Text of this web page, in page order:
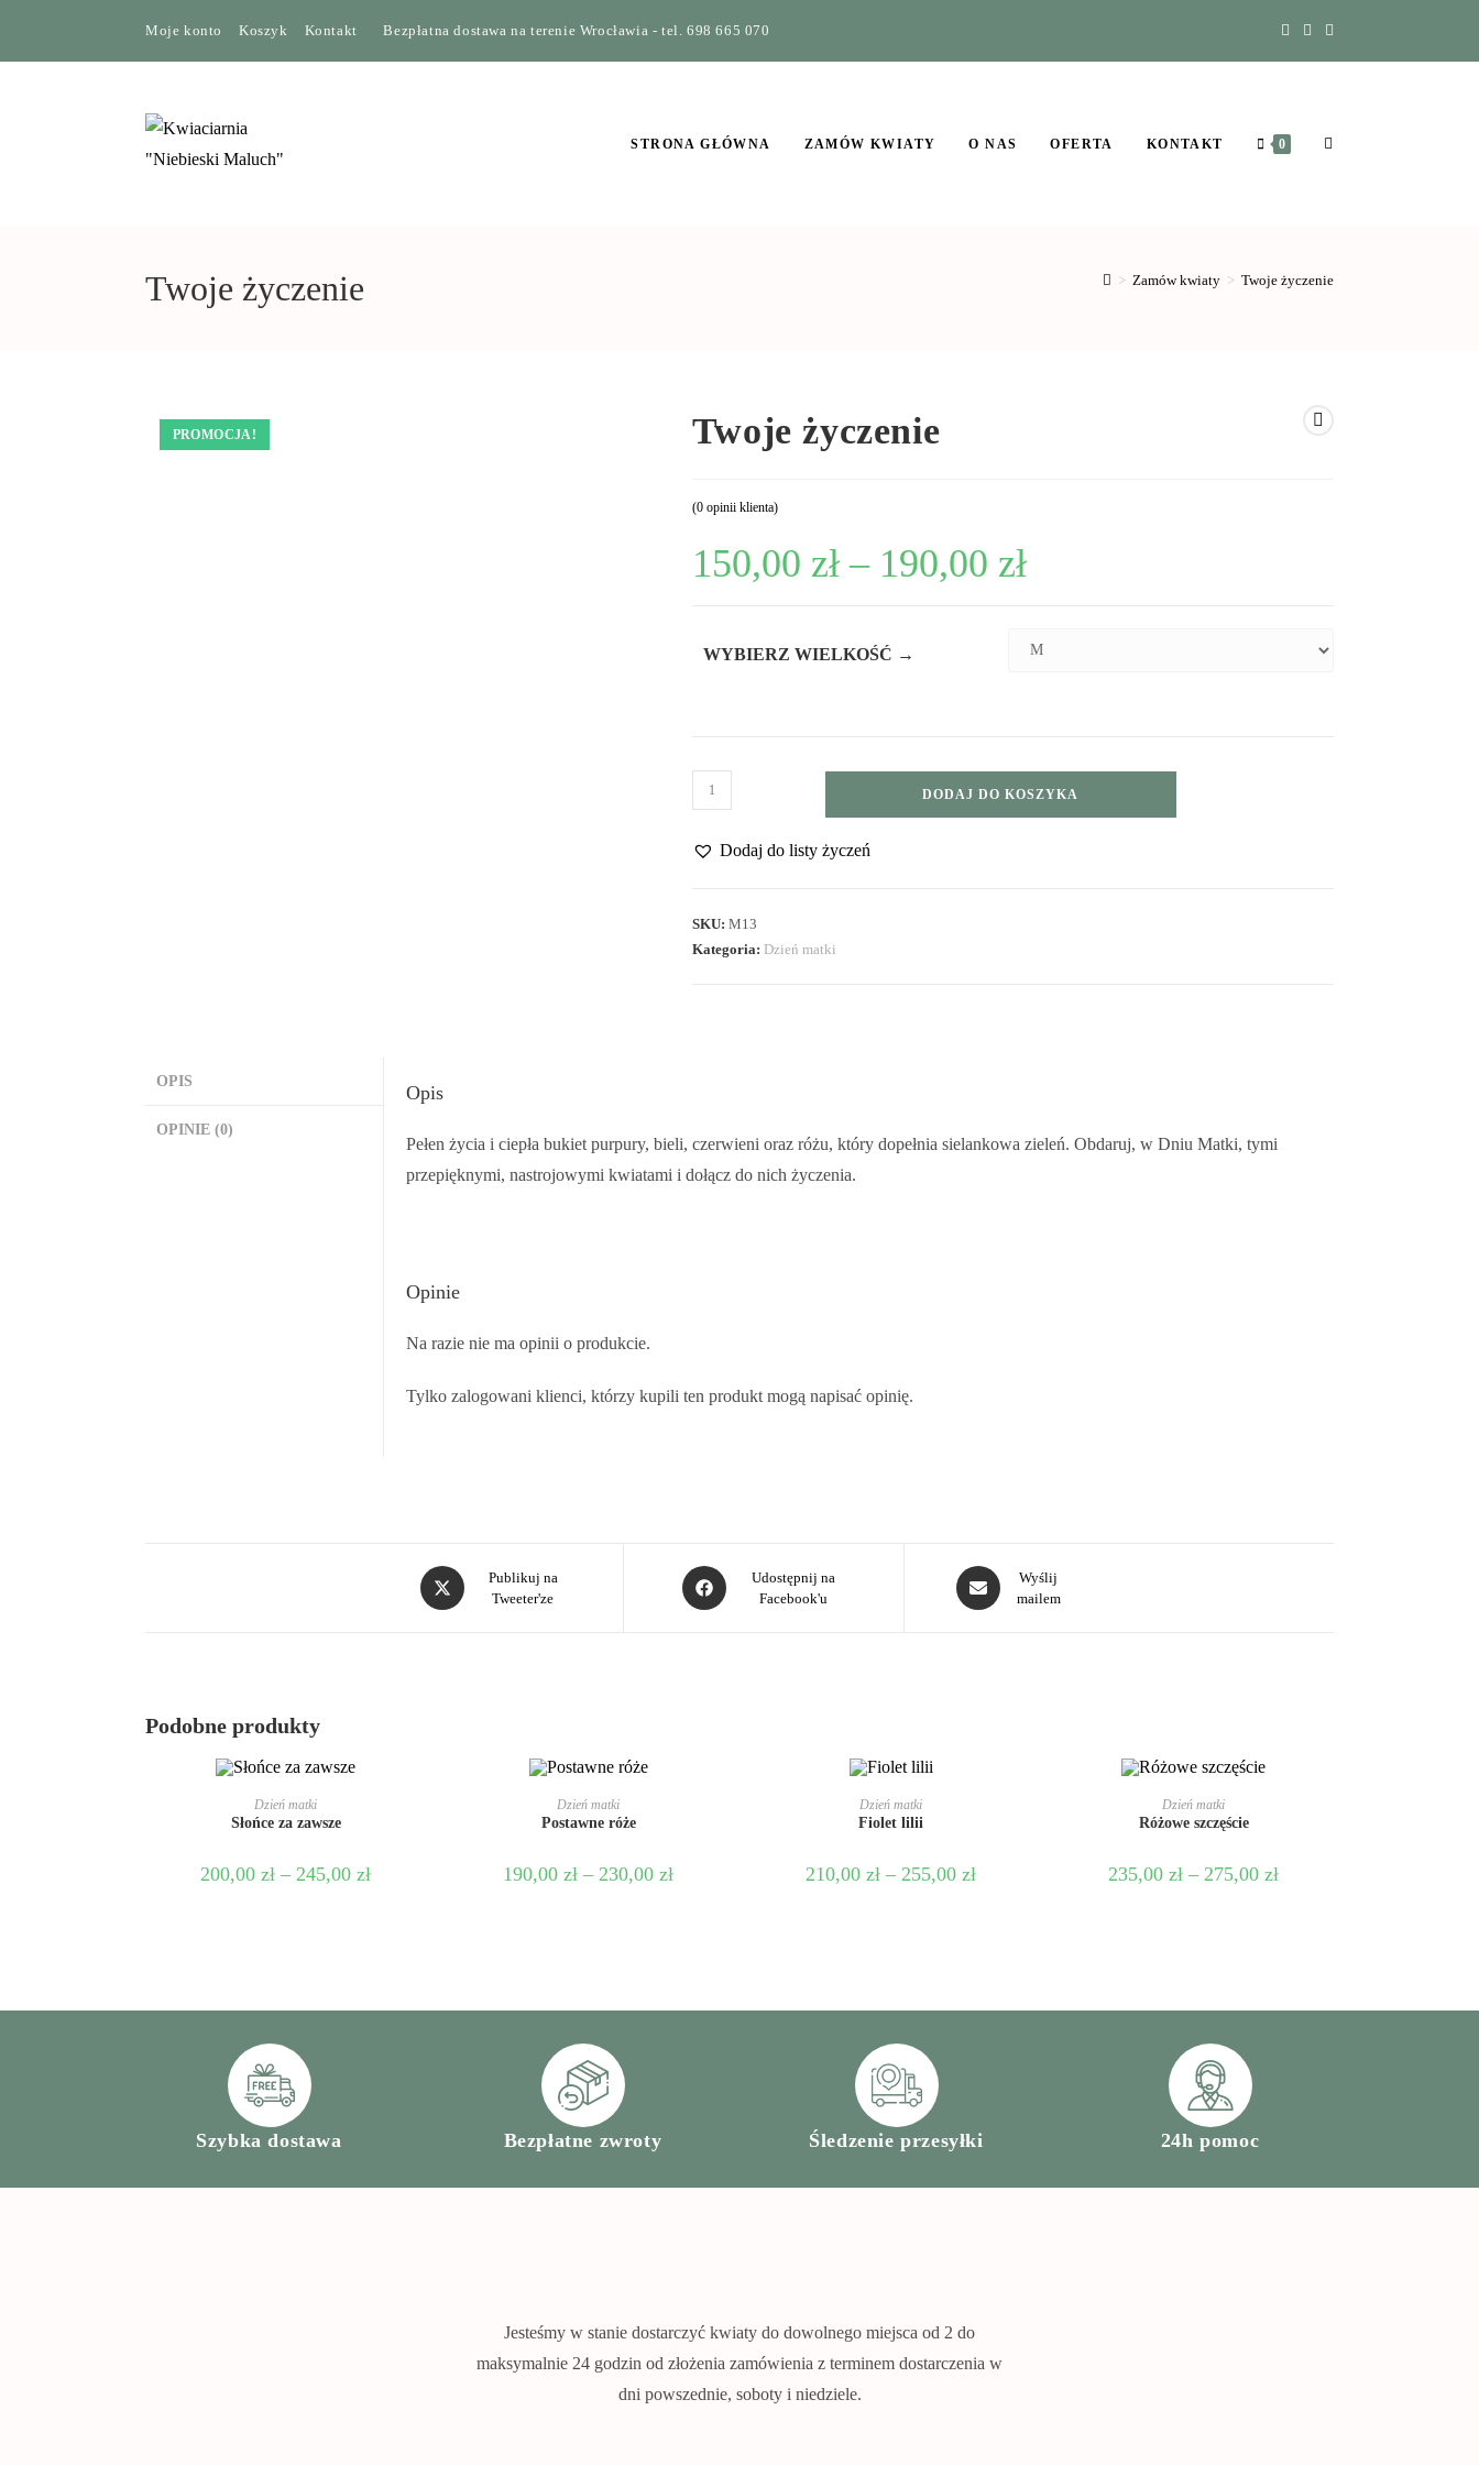
Moje konto Koszyk Kontakt Bezpłatna dostawa na terenie Wrocławia - tel. 698 665 070
STRONA GŁÓWNA ZAMÓW KWIATY O NAS OFERTA KONTAKT 0
Twoje życzenie > Zamów kwiaty > Twoje życzenie
PROMOCJA! Twoje życzenie
(0opinii klienta)
150,00 zł – 190,00 zł
WYBIERZ WIELKOŚĆ →
DODAJ DO KOSZYKA
Dodaj do listy życzeń
SKU: M13
Kategoria: Dzień matki
OPIS
OPINIE (0)
Opis
Pełen życia i ciepła bukiet purpury, bieli, czerwieni oraz różu, który dopełnia sielankowa zieleń. Obdaruj, w Dniu Matki, tymi
przepięknymi, nastrojowymi kwiatami i dołącz do nich życzenia.
Opinie
Na razie nie ma opinii o produkcie.
Tylko zalogowani klienci, którzy kupili ten produkt mogą napisać opinię.
Publikuj na
Tweeter'ze
Udostępnij na
Facebook'u
Wyślij
mailem
Podobne produkty
WYBIERZ OPCJE
Dzień matki
Słońce za zawsze
200,00 zł – 245,00 zł
WYBIERZ OPCJE
Dzień matki
Postawne róże
190,00 zł – 230,00 zł
WYBIERZ OPCJE
Dzień matki
Fiolet lilii
210,00 zł – 255,00 zł
WYBIERZ OPCJE
Dzień matki
Różowe szczęście
235,00 zł – 275,00 zł
Szybka dostawa Bezpłatne zwroty Śledzenie przesyłki 24h pomoc
Jesteśmy w stanie dostarczyć kwiaty do dowolnego miejsca od 2 do
maksymalnie 24 godzin od złożenia zamówienia z terminem dostarczenia w
dni powszednie, soboty i niedziele.